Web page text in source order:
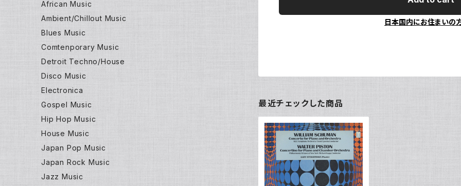
日本国内にお住まいの
最近チェックした商品
African Music
Ambient/Chillout Music
Blues Music
Comtenporary Music
Detroit Techno/House
Disco Music
Electronica
Gospel Music
Hip Hop Music
House Music
Japan Pop Music
Japan Rock Music
Jazz Music